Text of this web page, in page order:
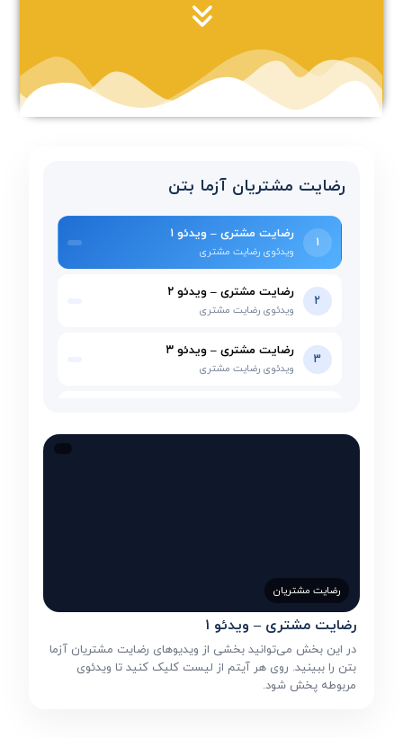
رضایت مشتریان آزما بتن
1
رضایت مشتری – ویدئو ۱
ویدئوی رضایت مشتری
2
رضایت مشتری – ویدئو ۲
ویدئوی رضایت مشتری
3
رضایت مشتری – ویدئو ۳
ویدئوی رضایت مشتری
7
رضایت مشتری – ویدئو ۷
ویدئوی رضایت مشتری
8
رضایت مشتری – ویدئو ۸
ویدئوی رضایت مشتری
رضایت مشتریان
رضایت مشتری – ویدئو ۱
در این بخش می‌توانید بخشی از ویدیوهای رضایت مشتریان آزما
بتن را ببینید. روی هر آیتم از لیست کلیک کنید تا ویدئوی
مربوطه پخش شود.